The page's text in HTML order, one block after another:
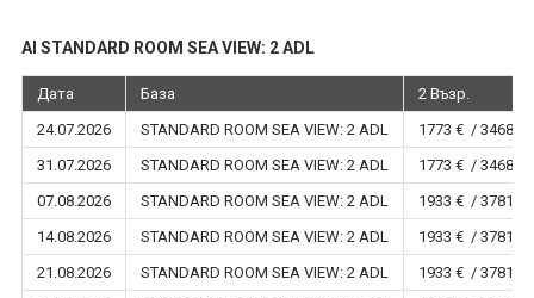
AI STANDARD ROOM SEA VIEW: 2 ADL
Дата База
2 Възр.
24.07.2026
STANDARD ROOM SEA VIEW: 2 ADL
1773 € / 3468
31.07.2026
STANDARD ROOM SEA VIEW: 2 ADL
1773 € / 3468
07.08.2026
STANDARD ROOM SEA VIEW: 2 ADL
1933 € / 3781
14.08.2026
STANDARD ROOM SEA VIEW: 2 ADL
1933 € / 3781
21.08.2026
STANDARD ROOM SEA VIEW: 2 ADL
1933 € / 3781